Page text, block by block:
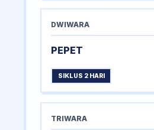
DWIWARA
PEPET
SIKLUS 2 HARI
TRIWARA